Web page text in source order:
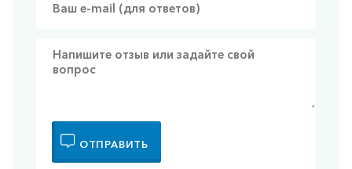
ОТПРАВИТЬ